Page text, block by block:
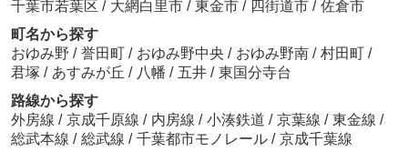
千葉市若葉区 / 大網白里市 / 東金市 / 四街道市 / 佐倉市
町名から探す
おゆみ野 / 誉田町 / おゆみ野中央 / おゆみ野南 / 村田町 /
君塚 / あすみが丘 / 八幡 / 五井 / 東国分寺台
路線から探す
外房線 / 京成千原線 / 内房線 / 小湊鉄道 / 京葉線 / 東金線 /
総武本線 / 総武線 / 千葉都市モノレール / 京成千葉線